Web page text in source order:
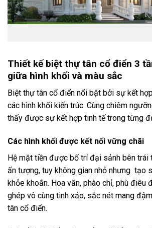
Thiết kế biệt thự tân cổ điển 3
giữa hình khối và màu sắc
Biệt thự tân cổ điển nổi bật bởi sự kết
các hình khối kiến trúc. Cùng chiêm
thấy được sự kết hợp tinh tế trong từng
Các hình khối được kết nối vững chãi
Hệ mặt tiền được bố trí đại sảnh bên trái
ấn tượng, tuy không gian nhỏ nhưng tạo
khỏe khoắn. Hoa văn, phào chỉ, phù điêu
ghép vô cùng tinh xảo, sắc nét mang
tân cổ điển.